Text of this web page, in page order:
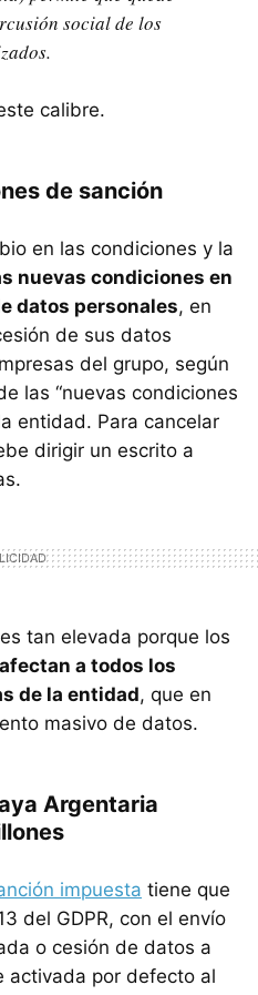
social de los
calibre.
de sanción
en las condiciones y la
nuevas condiciones en
datos personales, en
de sus datos
del grupo, según
las “nuevas condiciones
entidad. Para cancelar
dirigir un escrito a
es tan elevada porque los
afectan a todos los
de la entidad, que en
masivo de datos.
Argentaria
impuesta tiene que
del GDPR, con el envío
o cesión de datos a
activada por defecto al